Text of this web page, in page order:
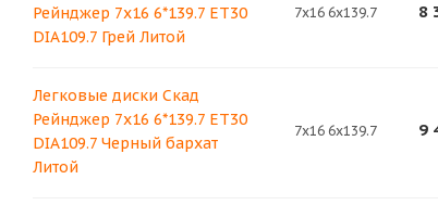
Рейнджер 7x16 6*139.7 ET30
DIA109.7 Грей Литой
7x16 6x139.7 8
Легковые диски Скад
Рейнджер 7x16 6*139.7 ET30
DIA109.7 Черный бархат
Литой
7x16 6x139.7 9